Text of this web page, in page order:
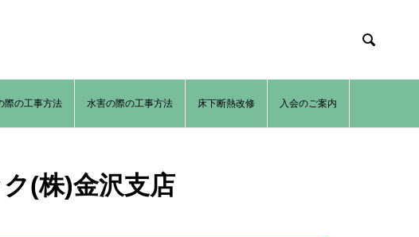

際の工事方法 水害の際の工事方法 床下断熱改修 入会のご案内
(株)金沢支店